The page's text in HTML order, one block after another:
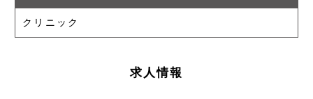
クリニック
求人情報